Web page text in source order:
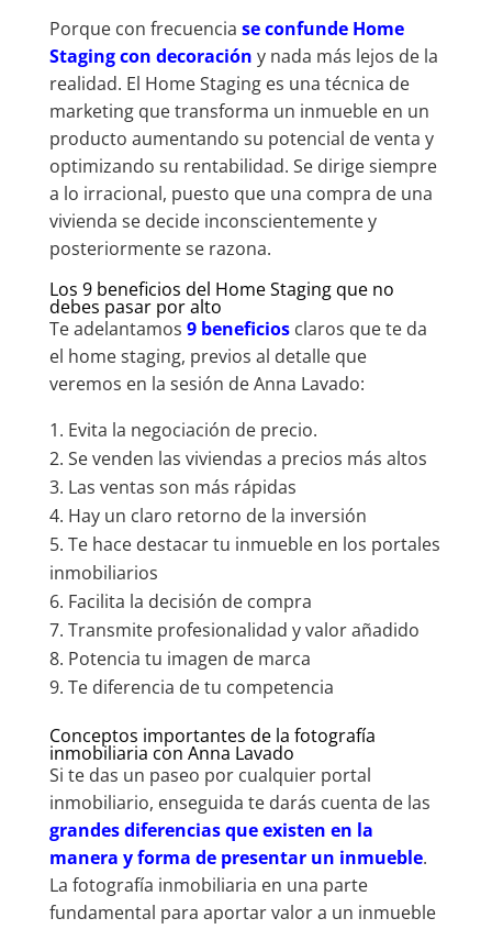
Porque con frecuencia se confunde Home
Staging con decoración y nada más lejos de la
realidad. El Home Staging es una técnica de
marketing que transforma un inmueble en un
producto aumentando su potencial de venta y
optimizando su rentabilidad. Se dirige siempre
a lo irracional, puesto que una compra de una
vivienda se decide inconscientemente y
posteriormente se razona.
Los 9 beneficios del Home Staging que no
debes pasar por alto
Te adelantamos 9 beneficios claros que te da
el home staging, previos al detalle que
veremos en la sesión de Anna Lavado:
Evita la negociación de precio.
Se venden las viviendas a precios más altos
Las ventas son más rápidas
Hay un claro retorno de la inversión
Te hace destacar tu inmueble en los portales
inmobiliarios
Facilita la decisión de compra
Transmite profesionalidad y valor añadido
Potencia tu imagen de marca
Te diferencia de tu competencia
Conceptos importantes de la fotografía
inmobiliaria con Anna Lavado
Si te das un paseo por cualquier portal
inmobiliario, enseguida te darás cuenta de las
grandes diferencias que existen en la
manera y forma de presentar un inmueble.
La fotografía inmobiliaria en una parte
fundamental para aportar valor a un inmueble